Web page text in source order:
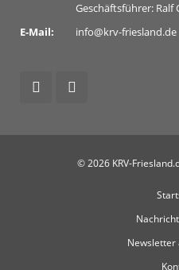
Geschäftsführer: Ralf
E-Mail:
info@krv-friesland.de
© 2026 KRV-
Newsletter